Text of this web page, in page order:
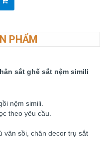
PHẨM
sắt ghế sắt nệm simili
nệm simili.
theo yêu cầu.
vân sồi, chân decor trụ sắt